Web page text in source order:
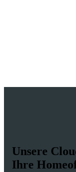
Unsere
Ihre